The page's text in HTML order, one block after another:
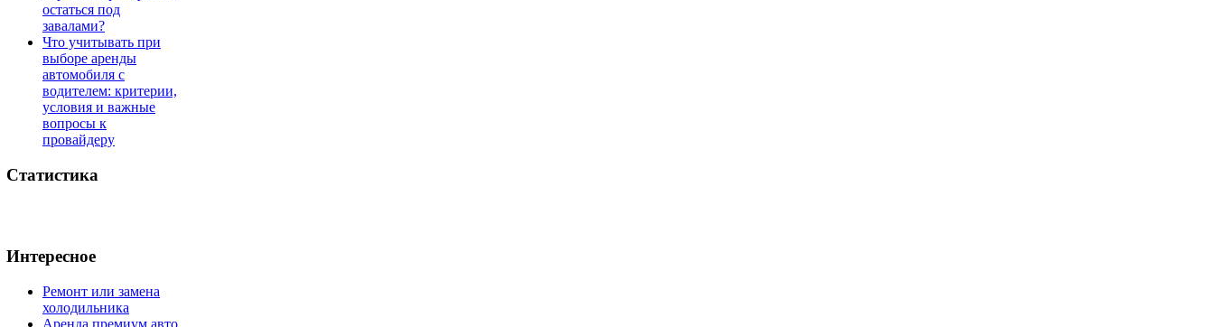
остаться под
завалами?
Что учитывать при
выборе аренды
автомобиля с
водителем: критерии,
условия и важные
вопросы к
провайдеру
Статистика
Интересное
Ремонт или замена
холодильника